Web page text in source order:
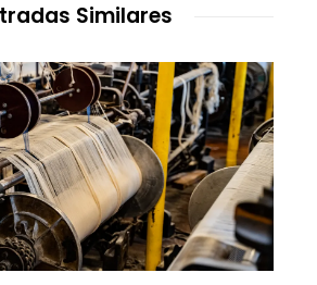
Similares